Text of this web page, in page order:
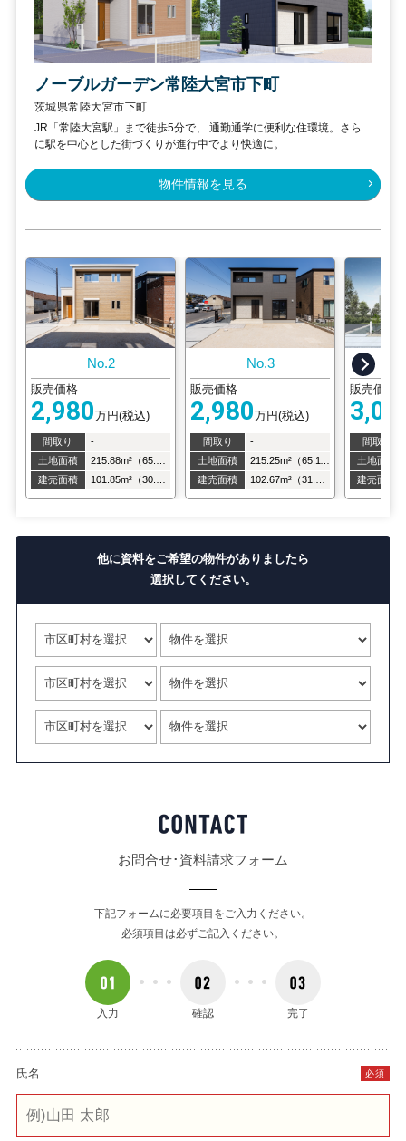
ノーブルガーデン常陸大宮市下町
茨城県常陸大宮市下町
JR「常陸大宮駅」まで徒歩5分で、 通勤通学に便利な住環境。さら
に駅を中心とした街づくりが進行中でより快適に。
物件情報を見る
No.2
販売価格
2,980万円(税込)
間取り
-
土地面積
建売面積
No.3
販売価格
2,980万円(税込)
間取り
-
土地面積
建売面積
販売価格
間取り
土地面積
建売面積
他に資料をご希望の物件がありましたら
選択してください。
お問合せ･資料請求フォーム
下記フォームに必要項目をご入力ください。
必須項目は必ずご記入ください。
入力 確認 完了
氏名 必須